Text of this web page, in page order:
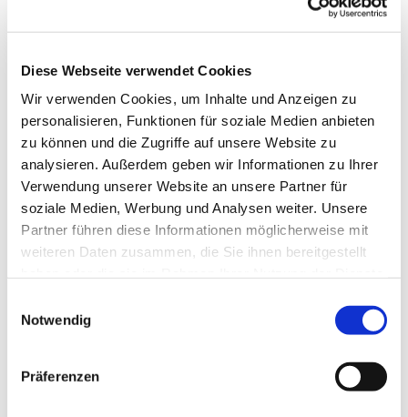
Diese Webseite verwendet Cookies
Wir verwenden Cookies, um Inhalte und Anzeigen zu
personalisieren, Funktionen für soziale Medien anbieten
zu können und die Zugriffe auf unsere Website zu
analysieren. Außerdem geben wir Informationen zu Ihrer
Verwendung unserer Website an unsere Partner für
soziale Medien, Werbung und Analysen weiter. Unsere
Partner führen diese Informationen möglicherweise mit
weiteren Daten zusammen, die Sie ihnen bereitgestellt
Notwendig
Präferenzen
Gemeindezentrum Alte Kirche, Alter
Markt 5, Alter Markt 5, 44866
Bochum